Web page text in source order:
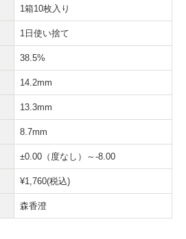
1箱10枚入り
1日使い捨て
38.5%
14.2mm
13.3mm
8.7mm
±0.00（度なし）～-8.00
¥1,760(税込)
森香澄